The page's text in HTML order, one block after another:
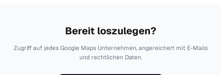
Bereit loszulegen?
Zugriff auf jedes Google Maps Unternehmen, angereichert mit E-Mails
und rechtlichen Daten.